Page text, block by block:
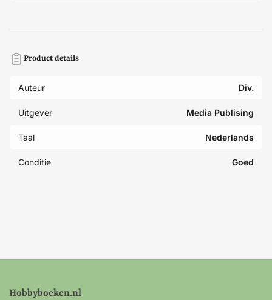
Product details
Auteur Div.
Uitgever Media Publising
Taal Nederlands
Conditie Goed
Hobbyboeken.nl